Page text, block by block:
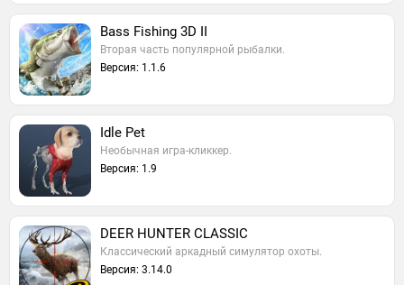
Bass Fishing 3D II
Вторая часть популярной рыбалки.
Версия: 1.1.6
Idle Pet
Необычная игра-кликкер.
Версия: 1.9
DEER HUNTER CLASSIC
Классический аркадный симулятор охоты.
Версия: 3.14.0